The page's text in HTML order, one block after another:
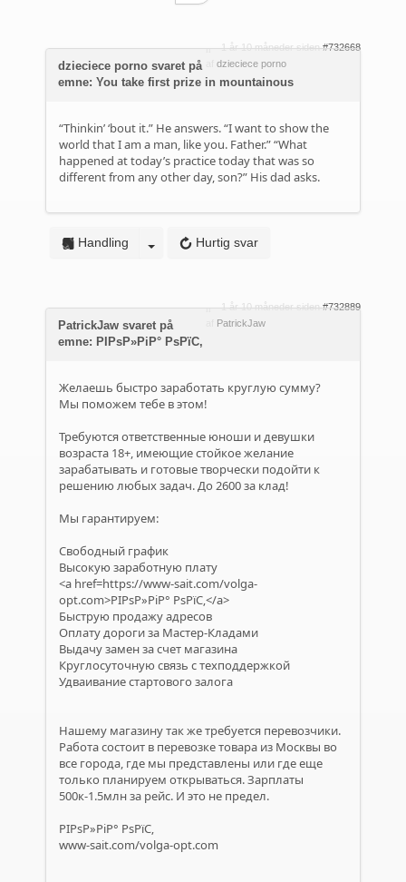
1 år 10 måneder siden #732668
dzieciece porno
dzieciece porno svaret på
emne: You take first prize in mountainous
“Thinkin’ ‘bout it.” He answers. “I want to show the
world that I am a man, like you. Father.” “What
happened at today’s practice today that was so
different from any other day, son?” His dad asks.
Hurtig svar
Handling
1 år 10 måneder siden #732889
PatrickJaw
PatrickJaw svaret på
emne: РІРѕР»РіР° РѕРїС‚
Желаешь быстро заработать круглую сумму?
Мы поможем тебе в этом!
Требуются ответственные юноши и девушки
возраста 18+, имеющие стойкое желание
зарабатывать и готовые творчески подойти к
решению любых задач. До 2600 за клад!
Мы гарантируем:
Свободный график
Высокую заработную плату
<a href=https://www-sait.com/volga-
opt.com>РІРѕР»РіР° РѕРїС‚</a>
Быструю продажу адресов
Оплату дороги за Мастер-Кладами
Выдачу замен за счет магазина
Круглосуточную связь с техподдержкой
Удваивание стартового залога
Нашему магазину так же требуется перевозчики.
Работа состоит в перевозке товара из Москвы во
все города, где мы представлены или где еще
только планируем открываться. Зарплаты
500к-1.5млн за рейс. И это не предел.
РІРѕР»РіР° РѕРїС‚
www-sait.com/volga-opt.com